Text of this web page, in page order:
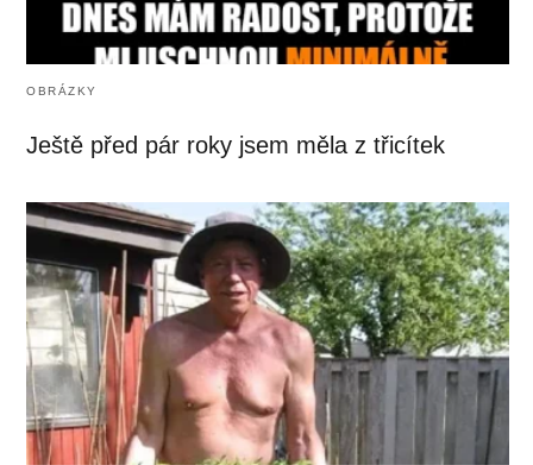
OBRÁZKY
Ještě před pár roky jsem měla z třicítek